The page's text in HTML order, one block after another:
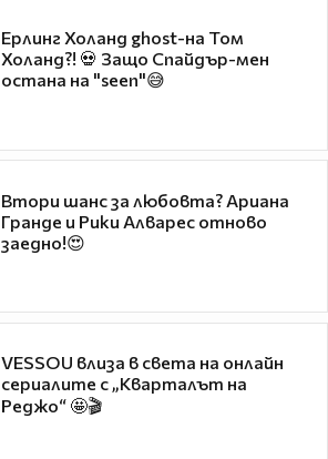
Ерлинг Холанд ghost-на Том
Холанд?! 💀 Защо Спайдър-мен
остана на "seen"😅
Втори шанс за любовта? Ариана
Гранде и Рики Алварес отново
заедно!😍
VESSOU влиза в света на онлайн
сериалите с „Кварталът на
Реджо“ 🤩🎬